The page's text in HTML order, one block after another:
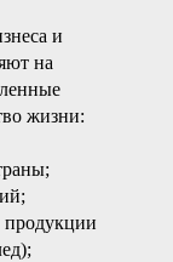
и
на
жизни:
продукции